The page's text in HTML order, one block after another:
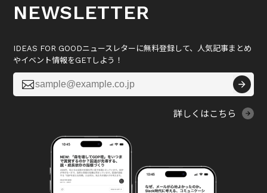
NEWSLETTER
IDEAS FOR GOODニュースレターに無料登録して、人気記事まとめ
やイベント情報をGETしよう！

詳しくはこちら